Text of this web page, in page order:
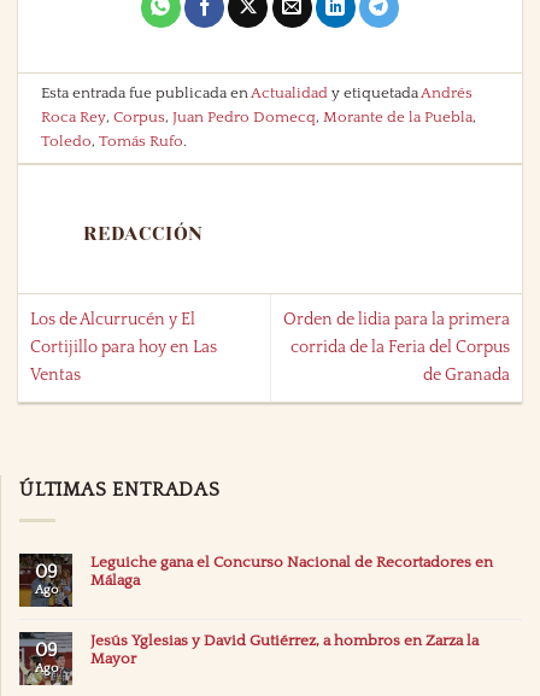
Esta entrada fue publicada enActualidad y etiquetadaAndrés
Roca Rey,Corpus,Juan Pedro Domecq,Morante de la Puebla,
Toledo,Tomás Rufo.
REDACCIÓN
Los de Alcurrucén y El
Cortijillo para hoy en Las
Ventas
Orden de lidia para la primera
corrida de la Feria del Corpus
de Granada
ÚLTIMAS ENTRADAS
09
Ago
Leguiche gana el Concurso Nacional de Recortadores en
Málaga
09
Ago
Jesús Yglesias y David Gutiérrez, a hombros en Zarza la
Mayor